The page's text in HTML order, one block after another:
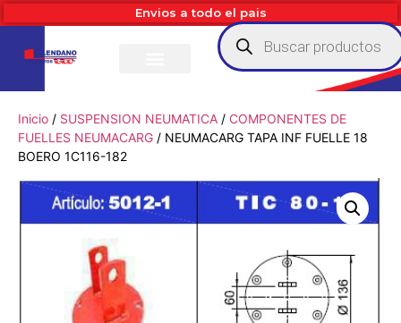
Envios a todo el pais
Inicio / SUSPENSION NEUMATICA / COMPONENTES DE
FUELLES NEUMACARG / NEUMACARG TAPA INF FUELLE 18
BOERO 1C116-182